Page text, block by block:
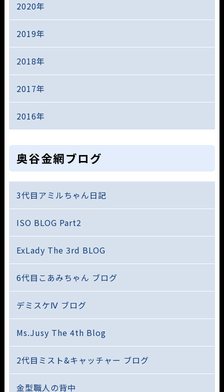
2020年
2019年
2018年
2017年
2016年
奥谷金網ブログ
3代目アミルちゃん日記
ISO BLOG Part2
ExLady The 3rd BLOG
6代目こあみちゃん ブログ
デミスケⅣ ブログ
Ms.Jusy The 4th Blog
2代目ミスト&キャッチャー ブログ
金型職人の背中